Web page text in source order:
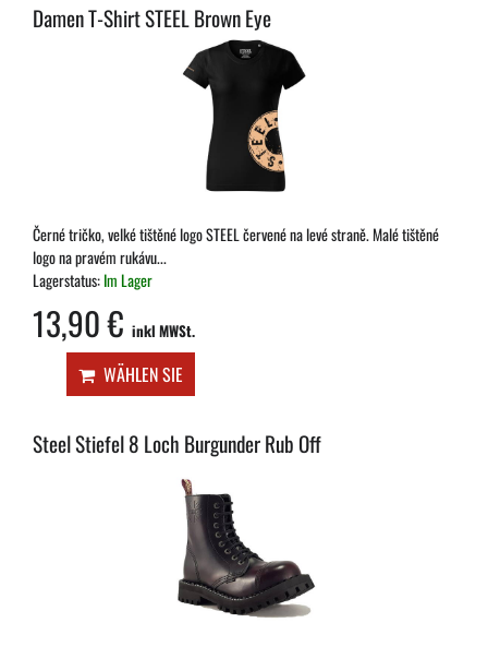
Damen T-Shirt STEEL Brown Eye
Černé tričko, velké tištěné logo STEEL červené na levé straně. Malé tištěné
logo na pravém rukávu...
Lagerstatus:Im Lager
13,90 € inkl MWSt.
WÄHLEN SIE
Steel Stiefel 8 Loch Burgunder Rub Off